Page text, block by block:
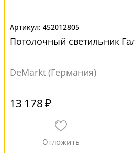
452012805
Потолочный светильник
DeMarkt (Германия)
13 178 ₽